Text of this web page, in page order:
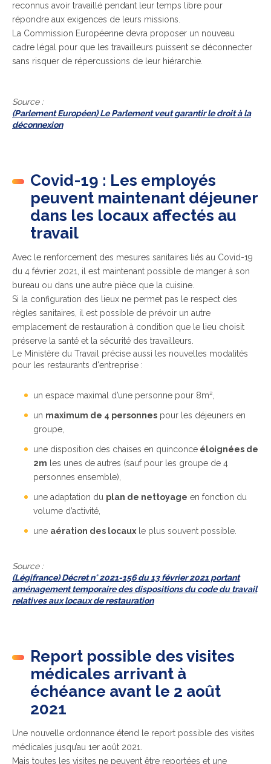
reconnus avoir travaillé pendant leur temps libre pour
répondre aux exigences de leurs missions.
La Commission Européenne devra proposer un nouveau
cadre légal pour que les travailleurs puissent se déconnecter
sans risquer de répercussions de leur hiérarchie.
Source :
(Parlement Européen) Le Parlement veut garantir le droit à la
déconnexion
Covid-19 : Les employés
peuvent maintenant déjeuner
dans les locaux affectés au
travail
Avec le renforcement des mesures sanitaires liés au Covid-19
du 4 février 2021, il est maintenant possible de manger à son
bureau ou dans une autre pièce que la cuisine.
Si la configuration des lieux ne permet pas le respect des
règles sanitaires, il est possible de prévoir un autre
emplacement de restauration à condition que le lieu choisit
préserve la santé et la sécurité des travailleurs.
Le Ministère du Travail précise aussi les nouvelles modalités
pour les restaurants d'entreprise :
un espace maximal d’une personne pour 8m²,
un maximum de 4 personnes pour les déjeuners en
groupe,
une disposition des chaises en quinconce éloignées de
2m les unes de autres (sauf pour les groupe de 4
personnes ensemble),
une adaptation du plan de nettoyage en fonction du
volume d’activité,
une aération des locaux le plus souvent possible.
Source :
(Légifrance) Décret n° 2021-156 du 13 février 2021 portant
aménagement temporaire des dispositions du code du travail
relatives aux locaux de restauration
Report possible des visites
médicales arrivant à
échéance avant le 2 août
2021
Une nouvelle ordonnance étend le report possible des visites
médicales jusqu’au 1er août 2021.
Mais toutes les visites ne peuvent être reportées et une